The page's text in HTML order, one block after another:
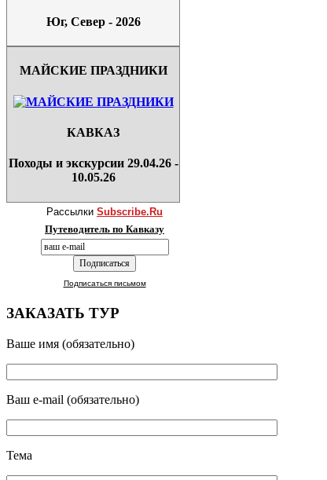
Юг, Север - 2026
МАЙСКИЕ ПРАЗДНИКИ
КАВКАЗ
Походы и экскурсии 29.04.26 -
10.05.26
Рассылки Subscribe.Ru
Путеводитель по Кавказу
Подписаться письмом
ЗАКАЗАТЬ ТУР
Ваше имя (обязательно)
Ваш e-mail (обязательно)
Тема